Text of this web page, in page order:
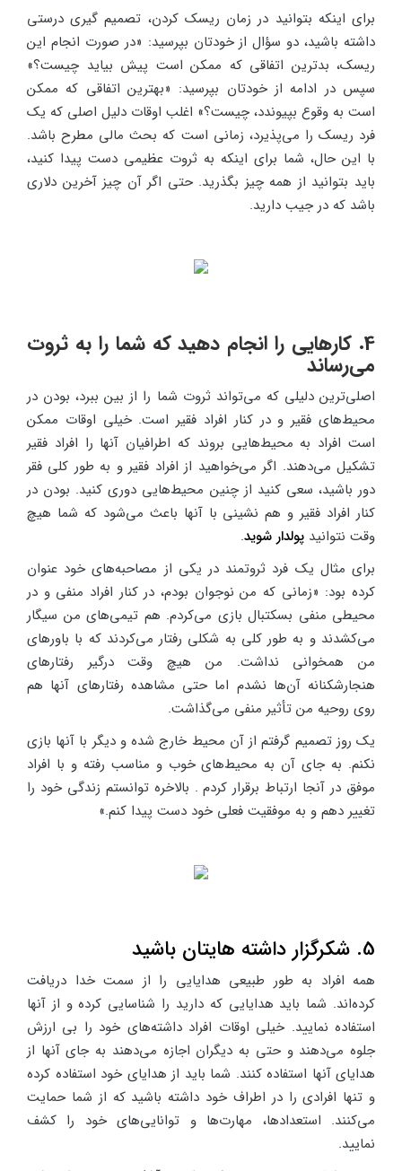
برای اینکه بتوانید در زمان ریسک کردن، تصمیم گیری درستی
داشته باشید، دو سؤال از خودتان بپرسید: «در صورت انجام این
ریسک، بدترین اتفاقی که ممکن است پیش بیاید چیست؟»
سپس در ادامه از خودتان بپرسید: «بهترین اتفاقی که ممکن
است به وقوع بپیوندد، چیست؟» اغلب اوقات دلیل اصلی که یک
فرد ریسک را می‌پذیرد، زمانی است که بحث مالی مطرح باشد.
با این حال، شما برای اینکه به ثروت عظیمی دست پیدا کنید،
باید بتوانید از همه چیز بگذرید. حتی اگر آن چیز آخرین دلاری
باشد که در جیب دارید.
4. کارهایی را انجام دهید که شما را به ثروت
می‌رساند
اصلی‌ترین دلیلی که می‌تواند ثروت شما را از بین ببرد، بودن در
محیط‌های فقیر و در کنار افراد فقیر است. خیلی اوقات ممکن
است افراد به محیط‌هایی بروند که اطرافیان آنها را افراد فقیر
تشکیل می‌دهند. اگر می‌خواهید از افراد فقیر و به طور کلی فقر
دور باشید، سعی کنید از چنین محیط‌هایی دوری کنید. بودن در
کنار افراد فقیر و هم نشینی با آنها باعث می‌شود که شما هیچ
وقت نتوانید پولدار شوید.
برای مثال یک فرد ثروتمند در یکی از مصاحبه‌های خود عنوان
کرده بود: «زمانی که من نوجوان بودم، در کنار افراد منفی و در
محیطی منفی بسکتبال بازی می‌کردم. هم تیمی‌های من سیگار
می‌کشدند و به طور کلی به شکلی رفتار می‌کردند که با باورهای
من همخوانی نداشت. من هیچ وقت درگیر رفتارهای
هنجارشکنانه آن‌ها نشدم اما حتی مشاهده رفتارهای آنها هم
روی روحیه من تأثیر منفی می‌گذاشت.
یک روز تصمیم گرفتم از آن محیط خارج شده و دیگر با آنها بازی
نکنم. به جای آن به محیط‌های خوب و مناسب رفته و با افراد
موفق در آنجا ارتباط برقرار کردم . بالاخره توانستم زندگی خود را
تغییر دهم و به موفقیت فعلی خود دست پیدا کنم.»
5. شکرگزار داشته هایتان باشید
همه افراد به طور طبیعی هدایایی را از سمت خدا دریافت
کرده‌اند. شما باید هدایایی که دارید را شناسایی کرده و از آنها
استفاده نمایید. خیلی اوقات افراد داشته‌های خود را بی ارزش
جلوه می‌دهند و حتی به دیگران اجازه می‌دهند به جای آنها از
هدایای آنها استفاده کنند. شما باید از هدایای خود استفاده کرده
و تنها افرادی را در اطراف خود داشته باشید که از شما حمایت
می‌کنند. استعدادها، مهارت‌ها و توانایی‌های خود را کشف
نمایید.